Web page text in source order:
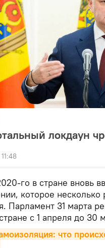
локдаун
го в стране вновь
которое
Парламент 31 марта
с 1 апреля до 30
что